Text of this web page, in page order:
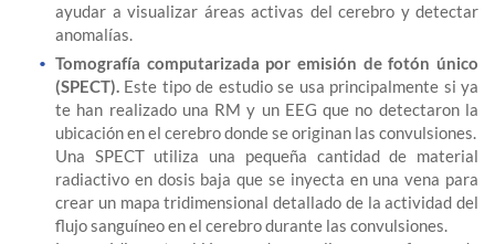
ayudar a visualizar áreas activas del cerebro y detectar
anomalías.
Tomografía computarizada por emisión de fotón único
(SPECT). Este tipo de estudio se usa principalmente si ya
te han realizado una RM y un EEG que no detectaron la
ubicación en el cerebro donde se originan las convulsiones.
Una SPECT utiliza una pequeña cantidad de material
radiactivo en dosis baja que se inyecta en una vena para
crear un mapa tridimensional detallado de la actividad del
flujo sanguíneo en el cerebro durante las convulsiones.